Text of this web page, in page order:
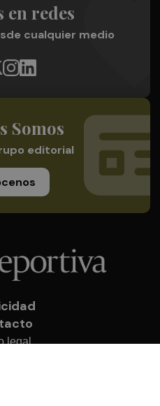
en redes
cualquier medio
Somos
editorial
legal